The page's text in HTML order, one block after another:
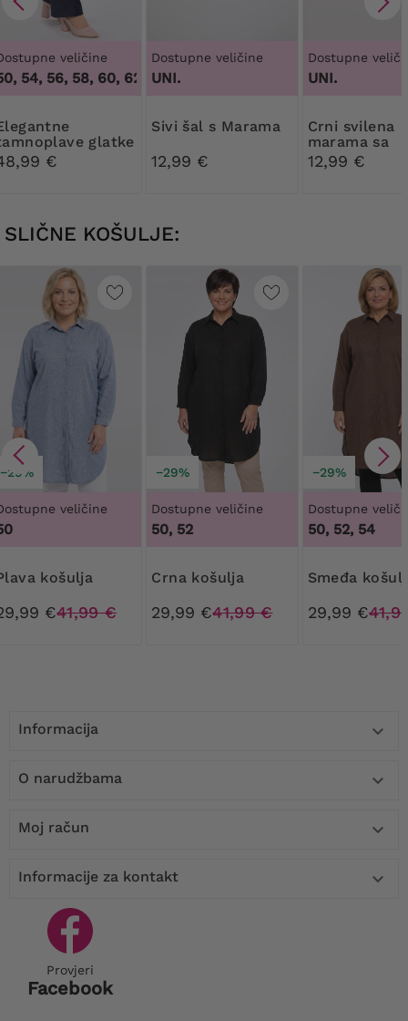
veličine
54, 56, 58, 60, 62, 64,48, 50, 54, 56, 58, 60, 62, 64
glatke
€
Dostupne veličine
UNI.
Sivi šal s Marama
12,99 €
Dostupne
UNI.
Crni svilena
marama sa
smeđim
12,99 €
SLIČNE KOŠULJE:
−29%
veličine
Plava košulja
€41,99 €
−29%
Dostupne veličine
50, 52
Crna košulja
29,99 €41,99 €
−29%
Dostupne
50, 52, 54
Smeđa
29,99 €
Informacija 
O narudžbama 
Moj račun 
Informacije za kontakt 
Provjeri
Facebook